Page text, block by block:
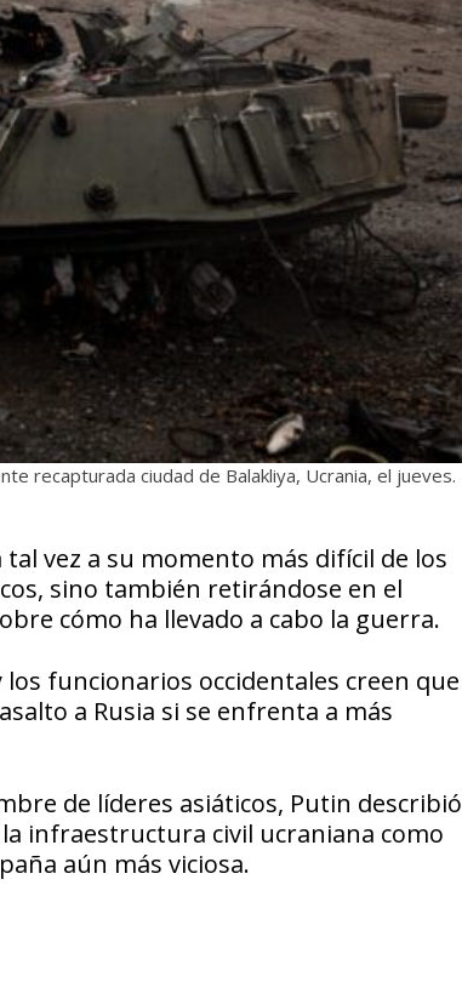
recapturada ciudad de Balakliya, Ucrania, el jueves.
vez a su momento más difícil de los
sino también retirándose en el
cómo ha llevado a cabo la guerra.
funcionarios occidentales creen que
a Rusia si se enfrenta a más
de líderes asiáticos, Putin describió
infraestructura civil ucraniana como
aún más viciosa.